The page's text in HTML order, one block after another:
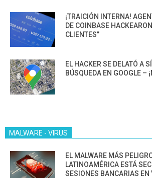
¡TRAICIÓN INTERNA!
DE COINBASE
CLIENTES”
EL HACKER SE DELATÓ A
BÚSQUEDA EN GOOGLE –
MALWARE - VIRUS
EL MALWARE MÁS
LATINOAMÉRICA ESTÁ
SESIONES BANCARIAS EN